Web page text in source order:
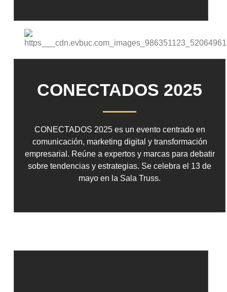
CONECTADOS 2025
CONECTADOS 2025 es un evento centrado en
comunicación, marketing digital y transformación
empresarial. Reúne a expertos y marcas para debatir
sobre tendencias y estrategias. Se celebra el 13 de
mayo en la Sala Truss.